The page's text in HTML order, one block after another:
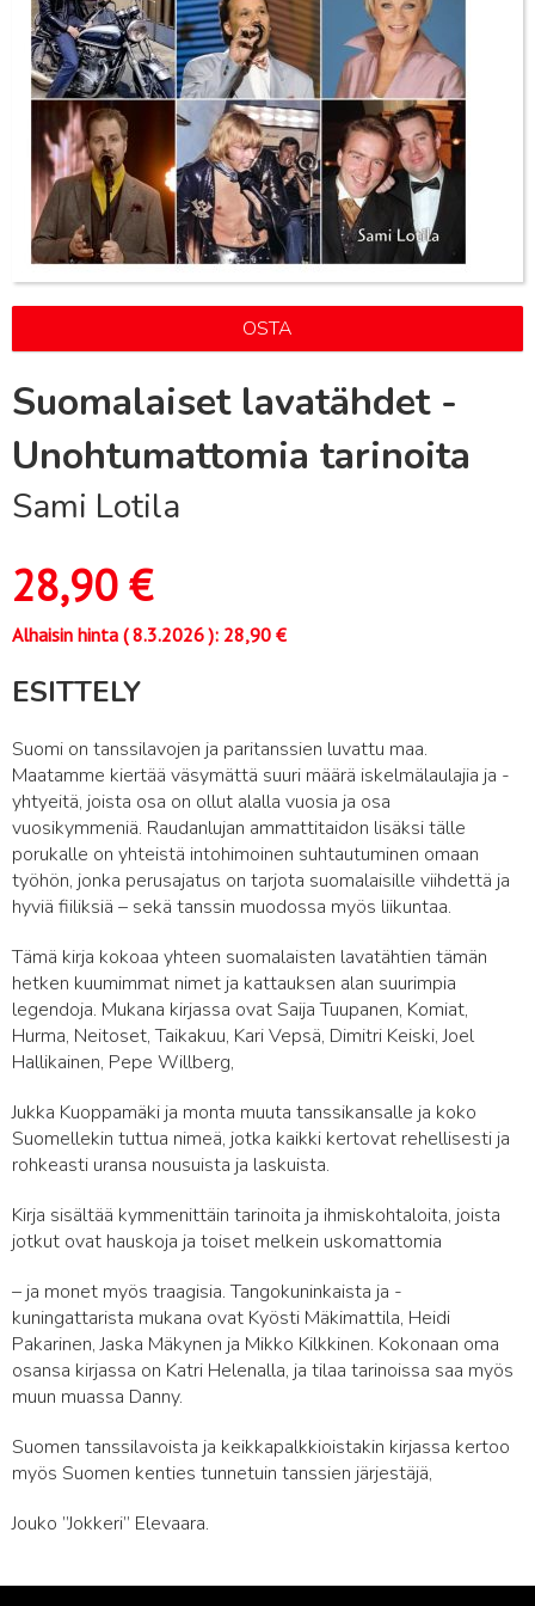
OSTA
Suomalaiset lavatähdet -
Unohtumattomia tarinoita
Sami Lotila
28,90€
Alhaisin hinta (8.3.2026): 28,90 €
ESITTELY
Suomi on tanssilavojen ja paritanssien luvattu maa.
Maatamme kiertää väsymättä suuri määrä iskelmälaulajia ja -
yhtyeitä, joista osa on ollut alalla vuosia ja osa
vuosikymmeniä. Raudanlujan ammattitaidon lisäksi tälle
porukalle on yhteistä intohimoinen suhtautuminen omaan
työhön, jonka perusajatus on tarjota suomalaisille viihdettä ja
hyviä fiiliksiä – sekä tanssin muodossa myös liikuntaa.
Tämä kirja kokoaa yhteen suomalaisten lavatähtien tämän
hetken kuumimmat nimet ja kattauksen alan suurimpia
legendoja. Mukana kirjassa ovat Saija Tuupanen, Komiat,
Hurma, Neitoset, Taikakuu, Kari Vepsä, Dimitri Keiski, Joel
Hallikainen, Pepe Willberg,
Jukka Kuoppamäki ja monta muuta tanssikansalle ja koko
Suomellekin tuttua nimeä, jotka kaikki kertovat rehellisesti ja
rohkeasti uransa nousuista ja laskuista.
Kirja sisältää kymmenittäin tarinoita ja ihmiskohtaloita, joista
jotkut ovat hauskoja ja toiset melkein uskomattomia
– ja monet myös traagisia. Tangokuninkaista ja -
kuningattarista mukana ovat Kyösti Mäkimattila, Heidi
Pakarinen, Jaska Mäkynen ja Mikko Kilkkinen. Kokonaan oma
osansa kirjassa on Katri Helenalla, ja tilaa tarinoissa saa myös
muun muassa Danny.
Suomen tanssilavoista ja keikkapalkkioistakin kirjassa kertoo
myös Suomen kenties tunnetuin tanssien järjestäjä,
Jouko ”Jokkeri” Elevaara.